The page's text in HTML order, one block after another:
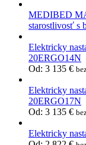
MEDIBED
starostlivosť s
Elektricky
20ERGO14N
Od: 3 135 €
Elektricky
20ERGO17N
Od: 3 135 €
Elektricky